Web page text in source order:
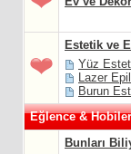
Estetik ve
Yüz
Lazer
Burun
Eğlence & Hobiler
Bunları